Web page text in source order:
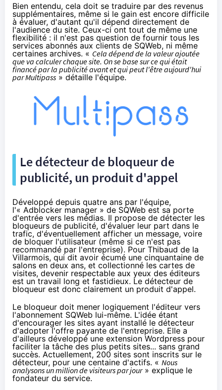
Bien entendu, cela doit se traduire par des revenus
supplémentaires, même si le gain est encore difficile
à évaluer, d'autant qu'il dépend directement de
l'audience du site. Ceux-ci ont tout de même une
flexibilité : il n'est pas question de fournir tous les
services abonnés aux clients de SQWeb, ni même
certaines archives. « Cela dépend de la valeur ajoutée
que va calculer chaque site. On se base sur ce qui était
financé par la publicité avant et qui peut l'être aujourd'hui
par Multipass » détaille l'équipe.
Le détecteur de bloqueur de
publicité, un produit d'appel
Développé depuis quatre ans par l'équipe,
l'« Adblocker manager » de SQWeb est sa porte
d'entrée vers les médias. Il propose de détecter les
bloqueurs de publicité, d'évaluer leur part dans le
trafic, d'éventuellement afficher un message, voire
de bloquer l'utilisateur (même si ce n'est pas
recommandé par l'entreprise). Pour Thibaud de la
Villarmois, qui dit avoir écumé une cinquantaine de
salons en deux ans, et collectionné les cartes de
visites, devenir respectable aux yeux des éditeurs
est un travail long et fastidieux. Le détecteur de
bloqueur est donc clairement un produit d'appel.
Le bloqueur doit mener logiquement l'éditeur vers
l'abonnement SQWeb lui-même. L'idée étant
d'encourager les sites ayant installé le détecteur
d'adopter l'offre payante de l'entreprise. Elle a
d'ailleurs développé une extension Wordpress pour
faciliter la tâche des plus petits sites... sans grand
succès. Actuellement, 200 sites sont inscrits sur le
détecteur, pour une centaine d'actifs. « Nous
analysons un million de visiteurs par jour» explique le
fondateur du service.